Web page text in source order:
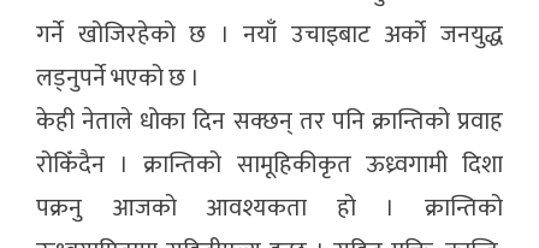
गर्ने खोजिरहेको छ । नयाँ उचाइबाट अर्को जनयुद्ध
लड्नुपर्ने भएको छ ।
केही नेताले धोका दिन सक्छन् तर पनि क्रान्तिको प्रवाह
रोकिँदैन । क्रान्तिको सामूहिकीकृत ऊध्र्वगामी दिशा
पक्रनु आजको आवश्यकता हो । क्रान्तिको